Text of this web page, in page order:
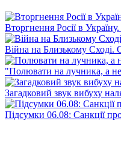
Вторгнення Росії в
Війна на Близькому Сході.
"Полювати на лучника, а не
Загадковий звук вибуху
Підсумки 06.08: Санкції